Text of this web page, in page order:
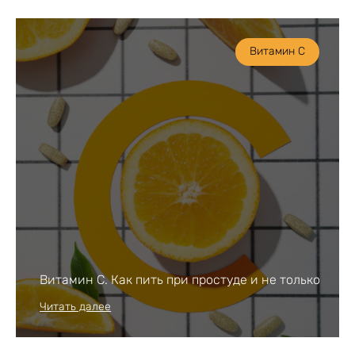
Витамин С. Как пить при простуде и не только
Читать далее
Витамин С